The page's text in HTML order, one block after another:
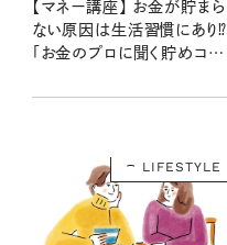
【マネー講座】 お金が貯まら
ない原因は生活習慣にあり⁉
「お金のプロに聞く貯めコツ
LIFESTYLE